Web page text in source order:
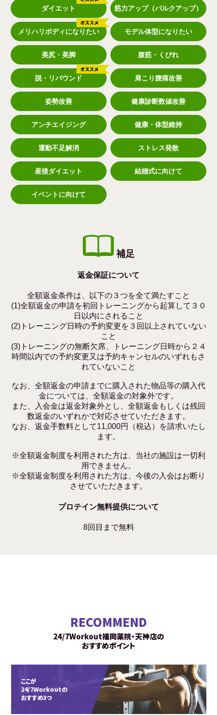
ダイエット 筋力アップ（バルクアップ）
メリハリボディになりたい モデル体型になりたい
美尻・美脚 腹筋・くびれ
脱・リバウンド 肩こり腰痛改善
姿勢改善 健康診断数値改善
アンチエイジング 健康・体型維持
運動不足解消 ストレス発散
産後ダイエット 結婚式に向けて
イベントに向けて
補足
返金保証について
全額返金条件は、以下の３つを全て満たすこと
(1)全額返金の申請を初回トレーニングから起算して３０
日以内にされること
(2)トレーニング日時の予約変更を３回以上されていない
こと
(3)トレーニングの無断欠席、トレーニング日時から２４
時間以内での予約変更又は予約キャンセルのいずれもさ
れていないこと
なお、全額返金の申請までに購入された物品等の購入代
金については、全額返金の対象外です。
また、入会金は返金対象外とし、全額返金もしくは残回
数返金のいずれかで対応させていただきます。
なお、返金手数料として11,000円（税込）を請求いたし
ます。
※全額返金制度を利用された方は、当社の施設は一切利
用できません。
※全額返金制度を利用された方は、今後の入会はお断り
させていただきます。
プロテイン無料提供について
8回目まで無料
RECOMMEND
24/7Workout福岡薬院・天神店の
おすすめポイント
ここが
24/7Workoutの
おすすめ3つ